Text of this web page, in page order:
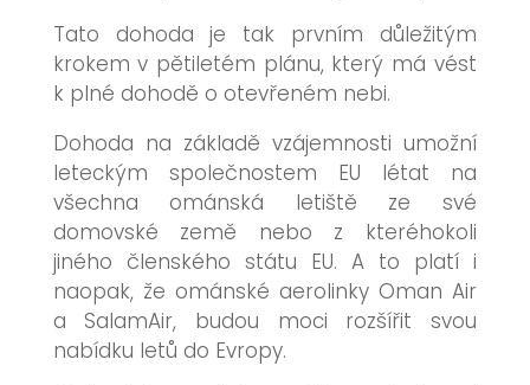
Tato dohoda je tak prvním důležitým
krokem v pětiletém plánu, který má vést
k plné dohodě o otevřeném nebi.
Dohoda na základě vzájemnosti umožní
leteckým společnostem EU létat na
všechna ománská letiště ze své
domovské země nebo z kteréhokoli
jiného členského státu EU. A to platí i
naopak, že ománské aerolinky Oman Air
a SalamAir, budou moci rozšířit svou
nabídku letů do Evropy.